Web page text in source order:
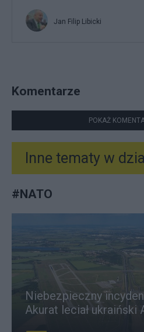
Jan Filip Libicki
Komentarze
POKAŻ
Inne tematy w
#NATO
Niebezpieczny
Akurat leciał ukraiński